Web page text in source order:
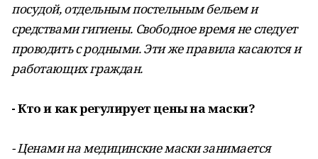
посудой, отдельным постельным бельем и
средствами гигиены. Свободное время не следует
проводить с родными. Эти же правила касаются и
работающих граждан.
- Кто и как регулирует цены на маски?
- Ценами на медицинские маски занимается